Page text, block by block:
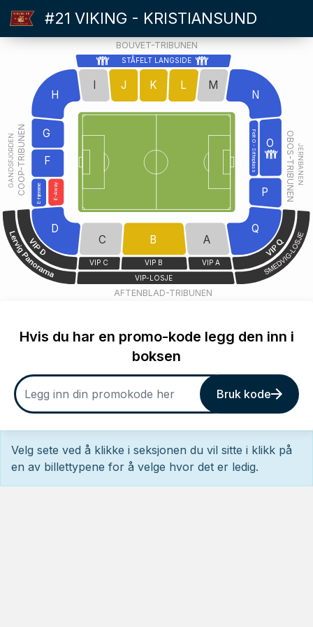
#21 VIKING - KRISTIANSUND
J K L M
N
Felt O - Sitteplass
P
Q
A
B
C
VIP C
VIP B
VIP-LOSJE
VIP A
D
F
G
H
E-Away
E-hjemme
O
STÅFELT LANGSIDE
BOUVET-TRIBUNEN
AFTENBLAD-TRIBUNEN
OBOS-TRIBUNENJERNBANEN
COOP-TRIBUNEN
GANDSFJORDEN
Hvis du har en promo-kode legg den inn i
boksen
Bruk kode
Velg sete ved å klikke i seksjonen du vil sitte i klikk på
en av billettypene for å velge hvor det er ledig.